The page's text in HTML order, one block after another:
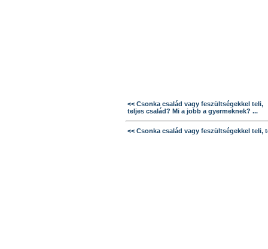
<< Csonka család vagy feszültségekkel teli,
teljes család? Mi a jobb a gyermeknek? ...
<< Csonka család vagy feszültségekkel teli,